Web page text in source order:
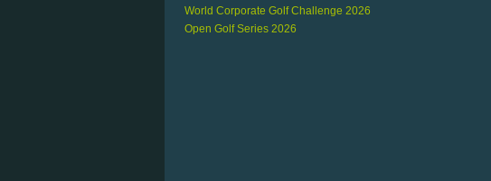
World Corporate Golf Challenge 2026
Open Golf Series 2026